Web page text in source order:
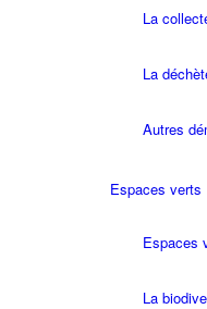
La
La
Autres
Espaces verts
Espaces
La